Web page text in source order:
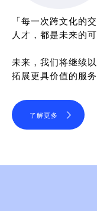
「每一次跨文化的
人才，都是未来的可
未来，我们将继续
拓展更具价值的服务
了解更多